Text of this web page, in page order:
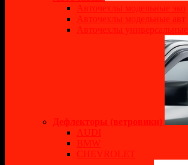
Авточехлы модельные эко
Авточехлы модельные авт
Авточехлы универсальные
Дефлекторы (ветровики)
AUDI
BMW
CHEVROLET